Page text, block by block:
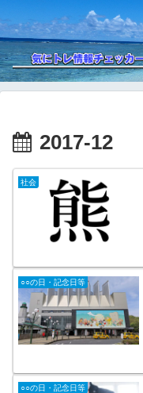
2017-12
社会
○○の日・記念日等
○○の日・記念日等